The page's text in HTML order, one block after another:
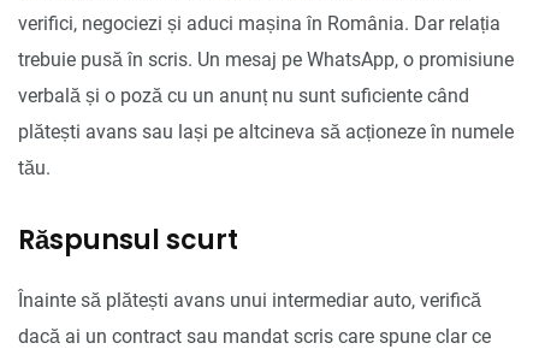
verifici, negociezi și aduci mașina în România. Dar relația
trebuie pusă în scris. Un mesaj pe WhatsApp, o promisiune
verbală și o poză cu un anunț nu sunt suficiente când
plătești avans sau lași pe altcineva să acționeze în numele
tău.
Răspunsul scurt
Înainte să plătești avans unui intermediar auto, verifică
dacă ai un contract sau mandat scris care spune clar ce